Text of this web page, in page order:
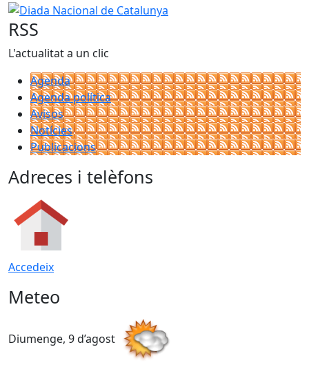
Diada Nacional de Catalunya
RSS
L'actualitat a un clic
Agenda
Agenda política
Avisos
Notícies
Publicacions
Adreces i telèfons
Accedeix
Meteo
Diumenge, 9 d’agost